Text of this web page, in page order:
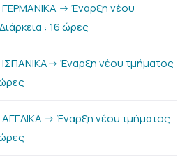
ΓΕΡΜΑΝΙΚΑ -> Έναρξη νέου
Διάρκεια : 16 ώρες
ΙΣΠΑΝΙΚΑ-> Έναρξη νέου τμήματος
ΑΓΓΛΙΚΑ -> Έναρξη νέου τμήματος